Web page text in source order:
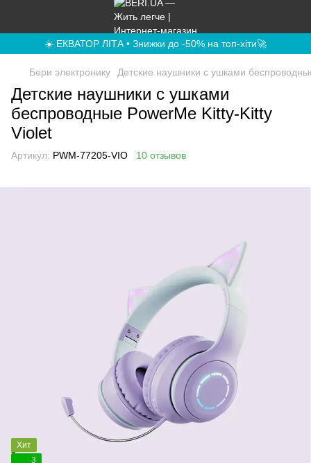
☀️ ЕКВАТОР ЛІТА • Знижки до -50% на топ-хіти🚀
Бери электронику Детские наушники с ушками
Детские наушники с ушками
беспроводные PowerMe Kitty-Kitty
Violet
Артикул: PWM-77205-VIO 10 отзывов
Хит
3